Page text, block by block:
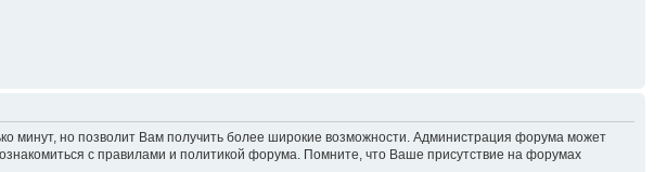
минут, но позволит Вам получить более широкие возможности. Администрация форума может
с правилами и политикой форума. Помните, что Ваше присутствие на форумах